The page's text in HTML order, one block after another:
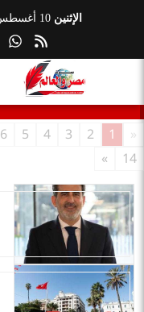
الإثنين 10 أغسطس 2026
«
1
2
3
4
5
6
14
»